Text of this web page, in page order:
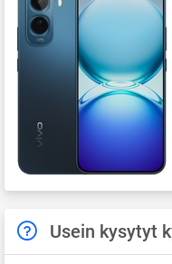
Usein kysytyt